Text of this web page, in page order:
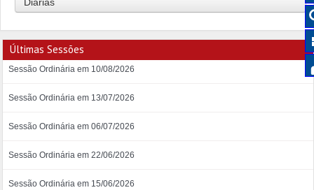
Últimas Sessões
Sessão Ordinária em 10/08/2026
Sessão Ordinária em 13/07/2026
Sessão Ordinária em 06/07/2026
Sessão Ordinária em 22/06/2026
Sessão Ordinária em 15/06/2026